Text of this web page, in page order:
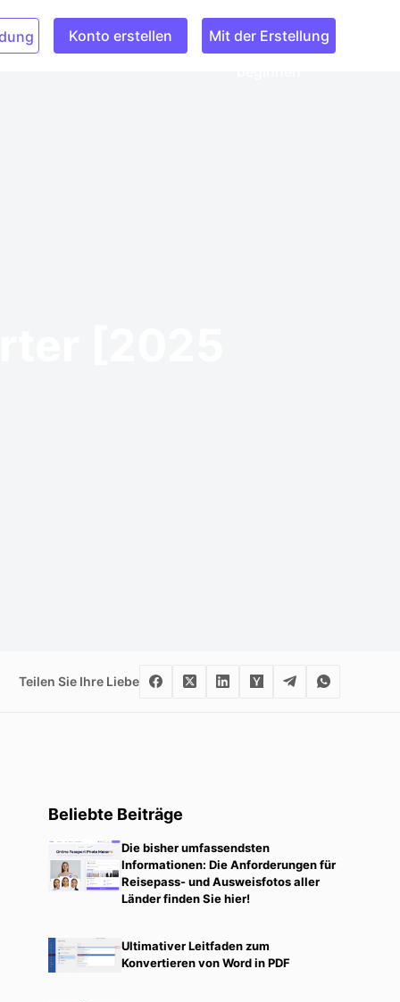
Konto erstellen
Mit der Erstellung
Teilen Sie Ihre Liebe
Beliebte Beiträge
Die bisher umfassendsten
Informationen: Die Anforderungen für
Reisepass- und Ausweisfotos aller
Länder finden Sie hier!
Ultimativer Leitfaden zum
Konvertieren von Word in PDF